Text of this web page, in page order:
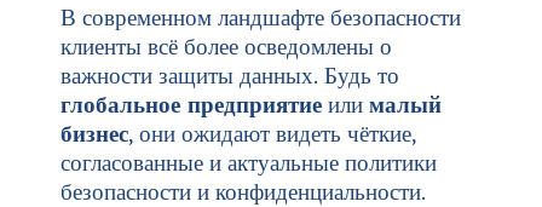
В современном ландшафте безопасности
клиенты всё более осведомлены о
важности защиты данных. Будь то
глобальное предприятие или малый
бизнес, они ожидают видеть чёткие,
согласованные и актуальные политики
безопасности и конфиденциальности.